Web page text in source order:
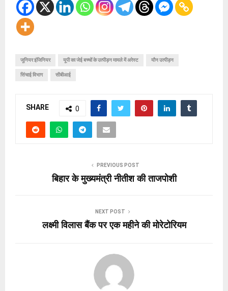
जूनियर इंजिनियर यूपी का जेई बच्चों के उत्पीड़न मामले में अरेस्ट यौन उत्पीड़न
सिंचाई विभाग सीबीआई
SHARE 0
PREVIOUS POST
बिहार के मुख्यमंत्री नीतीश की ताजपोशी
NEXT POST
लक्ष्मी विलास बैंक पर एक महीने की मोरेटोरियम